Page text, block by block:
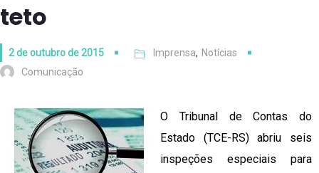
teto
2 de outubro de 2015 Imprensa, Notícias
Comunicação
O Tribunal de Contas do
Estado (TCE-RS) abriu seis
inspeções especiais para